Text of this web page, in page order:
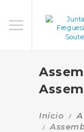
Início